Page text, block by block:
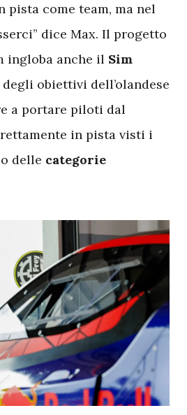
pista come team, ma nel
dice Max. Il progetto
ingloba anche il Sim
obiettivi dell’olandese
a portare piloti dal
in pista visti i
o delle categorie